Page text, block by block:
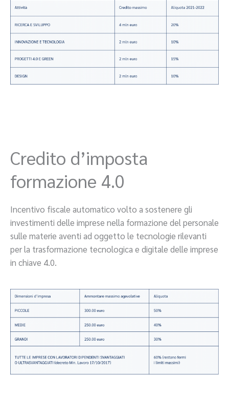
Credito d’imposta
formazione 4.0
Incentivo fiscale automatico volto a sostenere gli
investimenti delle imprese nella formazione del personale
sulle materie aventi ad oggetto le tecnologie rilevanti
per la trasformazione tecnologica e digitale delle imprese
in chiave 4.0.